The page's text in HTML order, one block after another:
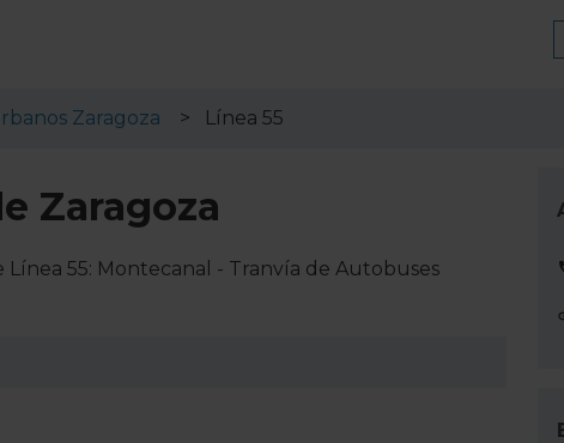
Zaragoza Línea 55
Zaragoza
55: Montecanal - Tranvía de Autobuses